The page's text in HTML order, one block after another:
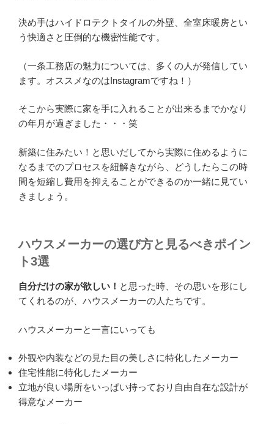
決め手はハイドロテクトタイルの外壁、全室床暖房とい
う快適さと圧倒的な機密性能です。
（一条工務店の魅力については、多くの人が発信してい
ます。オススメなのはInstagramですね！）
そこから実際に家を手に入れることが出来るまでかなり
の年月が過ぎました・・・笑
新築に住みたい！ と思いだしてから実際に住めるように
なるまでのプロセスを紐解きながら、どうしたらこの時
間を短縮し費用を抑えることができるのか一緒に見てい
きましょう。
ハウスメーカーの選び方と見るべきポイン
ト3選
自分だけの家が欲しい！ と思った時、その思いを形にし
てくれるのが、ハウスメーカーの人たちです。
ハウスメーカーと一言にいっても
外観や内装などの見た目の美しさに特化したメーカー
住宅性能に特化したメーカー
立地が良い場所をいっぱい持っており自由自在な設計が
得意なメーカー